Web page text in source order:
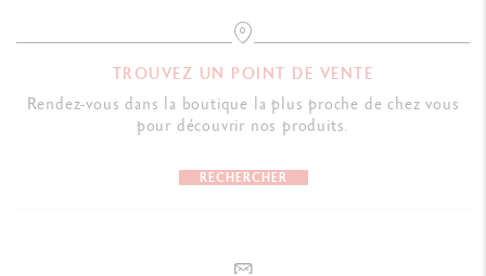
RÉFÉRENCE DU PRODUIT
TROUVEZ UN POINT DE VENTE
Rendez-vous dans la boutique la plus proche de chez vous
pour découvrir nos produits.
RECHERCHER